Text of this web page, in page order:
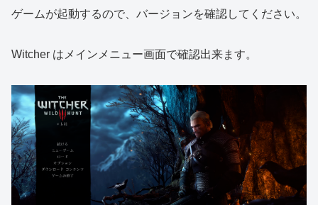
ゲームが起動するので、バージョンを確認してください。
Witcher はメインメニュー画面で確認出来ます。